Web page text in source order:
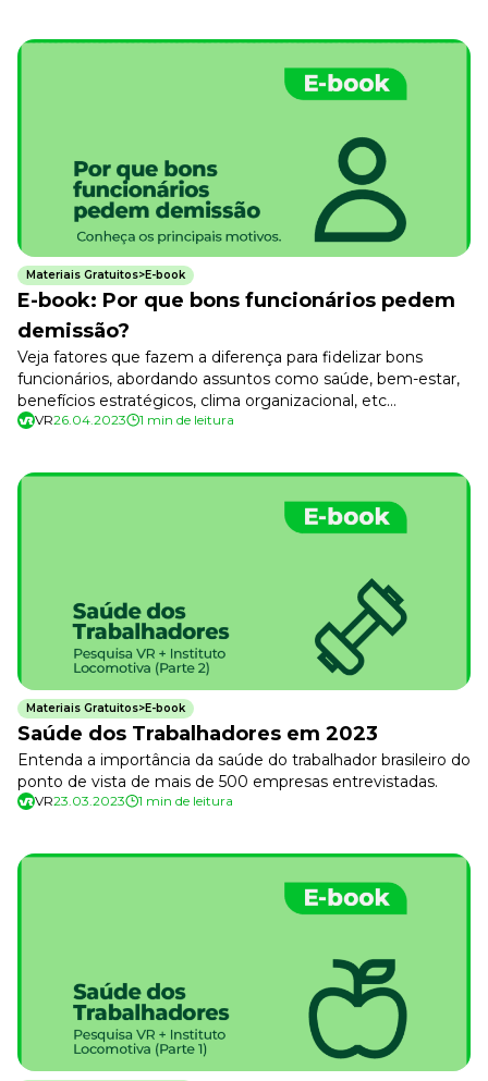
Gestão de Pessoas e Liderança
Treinamento de Produto
Desenvolva a sua equipe
Materiais Gratuitos
Materiais Gratuitos
Todos os Materiais Gratuitos
Confira nossos materiais
E-book
Aprofunde seu conhecimento
Para agilizar o seu trabalho
Lives
Newsletters
Materiais Gratuitos>E-book
E-book: Por que bons funcionários pedem
demissão?
Veja fatores que fazem a diferença para fidelizar bons
funcionários, abordando assuntos como saúde, bem-estar,
benefícios estratégicos, clima organizacional, etc…
VR26.04.2023 1 min de leitura
Materiais Gratuitos>E-book
Saúde dos Trabalhadores em 2023
Entenda a importância da saúde do trabalhador brasileiro do
ponto de vista de mais de 500 empresas entrevistadas.
VR23.03.2023 1 min de leitura